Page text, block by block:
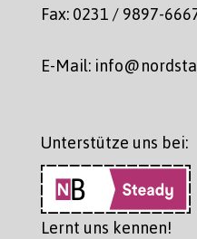
Fax: 0231 / 9897-
E-Mail:
Unterstütze uns bei:
Lernt uns kennen!